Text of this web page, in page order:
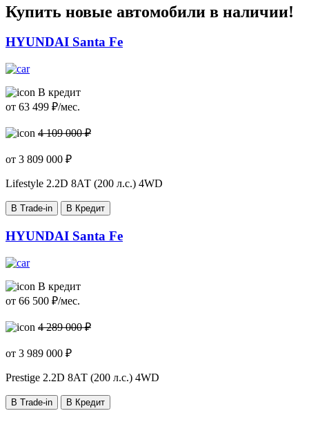
Купить новые автомобили в наличии!
HYUNDAI Santa Fe
В кредит
от 63 499 ₽/мес.
4 109 000 ₽
от 3 809 000 ₽
Lifestyle 2.2D 8АТ (200 л.с.) 4WD
В Trade-in В Кредит
HYUNDAI Santa Fe
В кредит
от 66 500 ₽/мес.
4 289 000 ₽
от 3 989 000 ₽
Prestige 2.2D 8АТ (200 л.с.) 4WD
В Trade-in В Кредит